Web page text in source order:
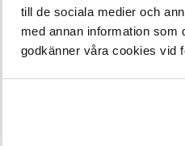
till de sociala medier och
med annan information som
godkänner våra cookies vid
Kun litistät hampurilaisen,
johtaa uskomattoman
Nosta smashburgerisi
Litistä ja paista hampurilaisen
leveällä ja täydellisesti
hyvää juustoa ja aseta kupu
Satake Smash Burger Set